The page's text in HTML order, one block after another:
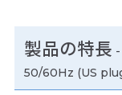
製品の特長 -
50/60Hz (US